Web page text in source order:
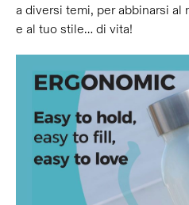
a diversi temi, per abbinarsi al
e al tuo stile… di vita!